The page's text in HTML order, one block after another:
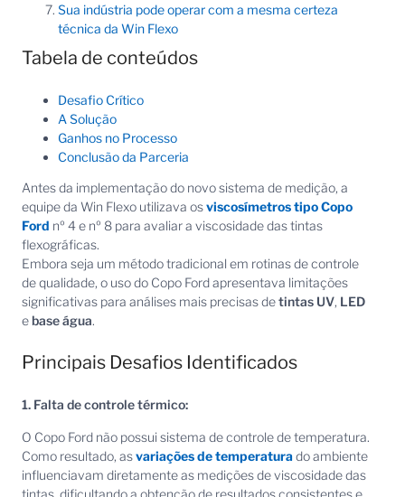
Sua indústria pode operar com a mesma certeza
técnica da Win Flexo
Tabela de conteúdos
Desafio Crítico
A Solução
Ganhos no Processo
Conclusão da Parceria
Antes da implementação do novo sistema de medição, a
equipe da Win Flexo utilizava osviscosímetros tipo Copo
Ford nº 4 e nº 8 para avaliar a viscosidade das tintas
flexográficas.
Embora seja um método tradicional em rotinas de controle
de qualidade, o uso do Copo Ford apresentava limitações
significativas para análises mais precisas detintas UV, LED
ebase água.
Principais Desafios Identificados
1. Falta de controle térmico:
O Copo Ford não possui sistema de controle de temperatura.
Como resultado, asvariações de temperaturado ambiente
influenciavam diretamente as medições de viscosidade das
tintas, dificultando a obtenção de resultados consistentes e